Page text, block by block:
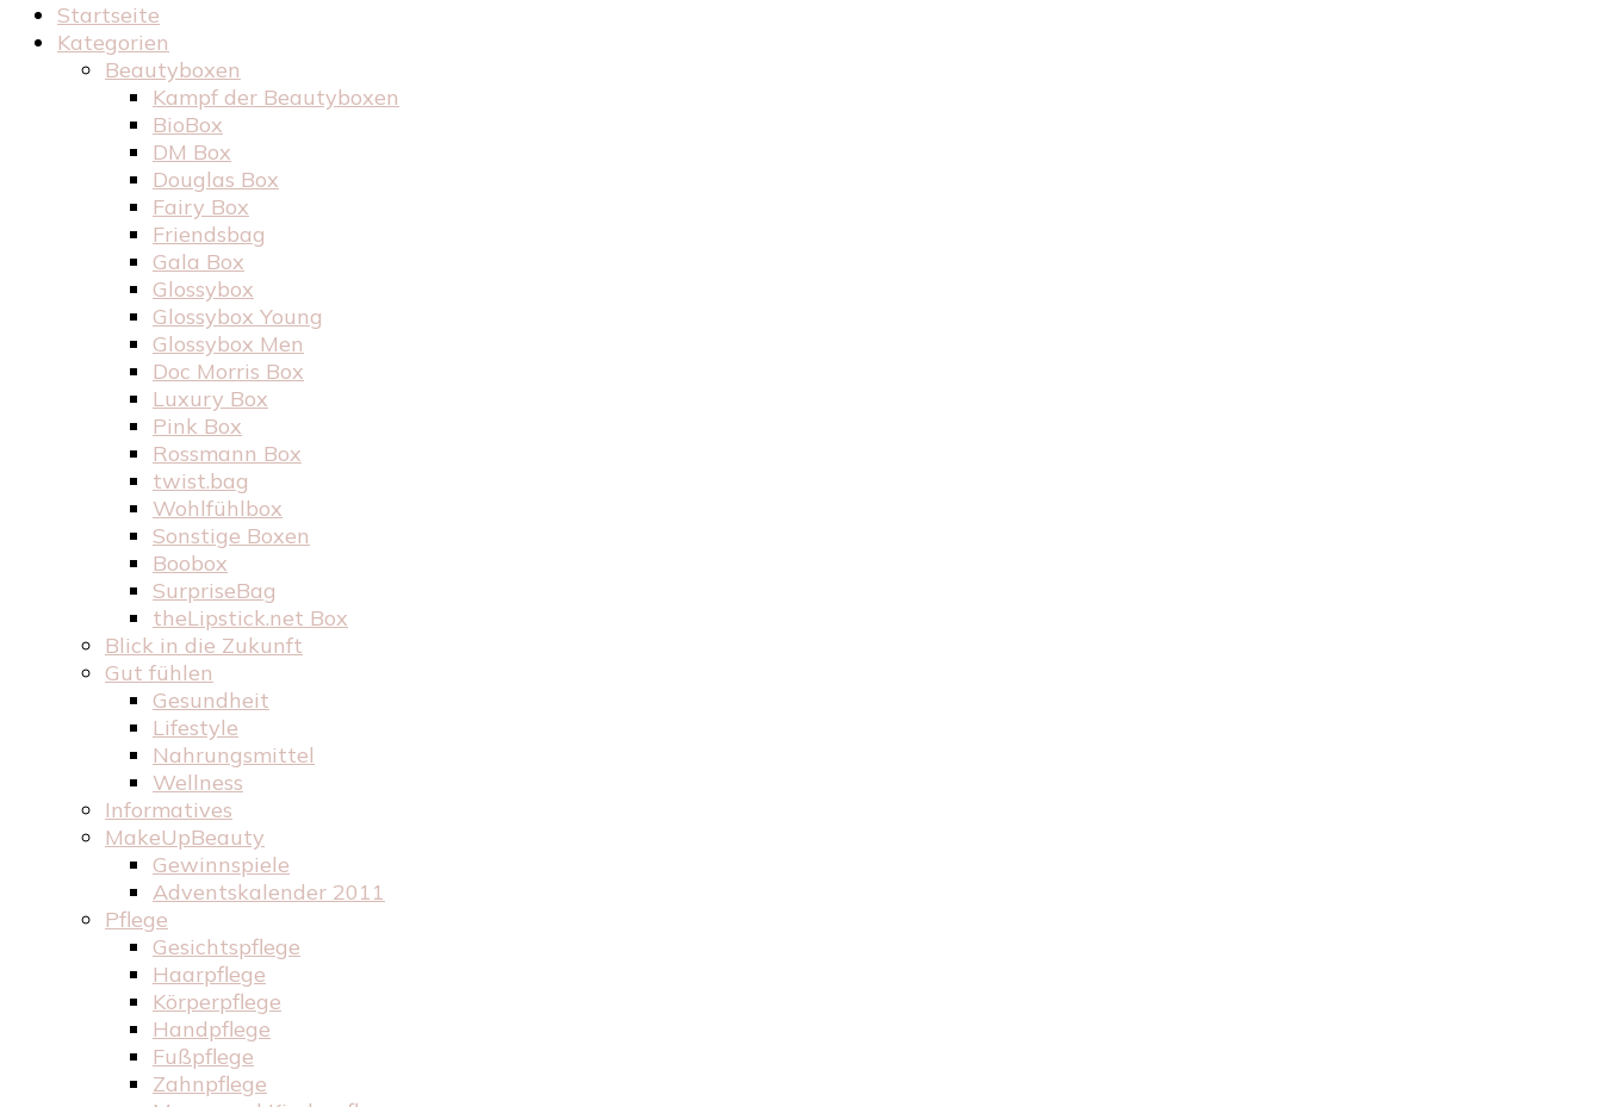
Startseite
Kategorien
Beautyboxen
Kampf der Beautyboxen
BioBox
DM Box
Douglas Box
Fairy Box
Friendsbag
Gala Box
Glossybox
Glossybox Young
Glossybox Men
Doc Morris Box
Luxury Box
Pink Box
Rossmann Box
twist.bag
Wohlfühlbox
Sonstige Boxen
Boobox
SurpriseBag
theLipstick.net Box
Blick in die Zukunft
Gut fühlen
Gesundheit
Lifestyle
Nahrungsmittel
Wellness
Informatives
MakeUpBeauty
Gewinnspiele
Adventskalender 2011
Pflege
Gesichtspflege
Haarpflege
Körperpflege
Handpflege
Fußpflege
Zahnpflege